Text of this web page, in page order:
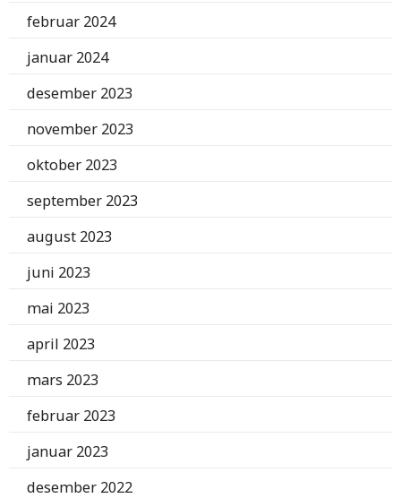
februar 2024
januar 2024
desember 2023
november 2023
oktober 2023
september 2023
august 2023
juni 2023
mai 2023
april 2023
mars 2023
februar 2023
januar 2023
desember 2022